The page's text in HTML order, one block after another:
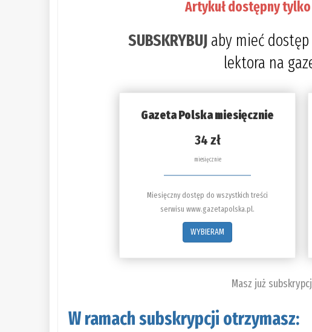
Artykuł dostępny
SUBSKRYBUJ aby mieć
lektora na
Gazeta Polska miesięcznie
34 zł
miesięcznie
Miesięczny dostęp do wszystkich treści
serwisu www.gazetapolska.pl.
WYBIERAM
Masz już
W ramach subskrypcji otrzymasz: